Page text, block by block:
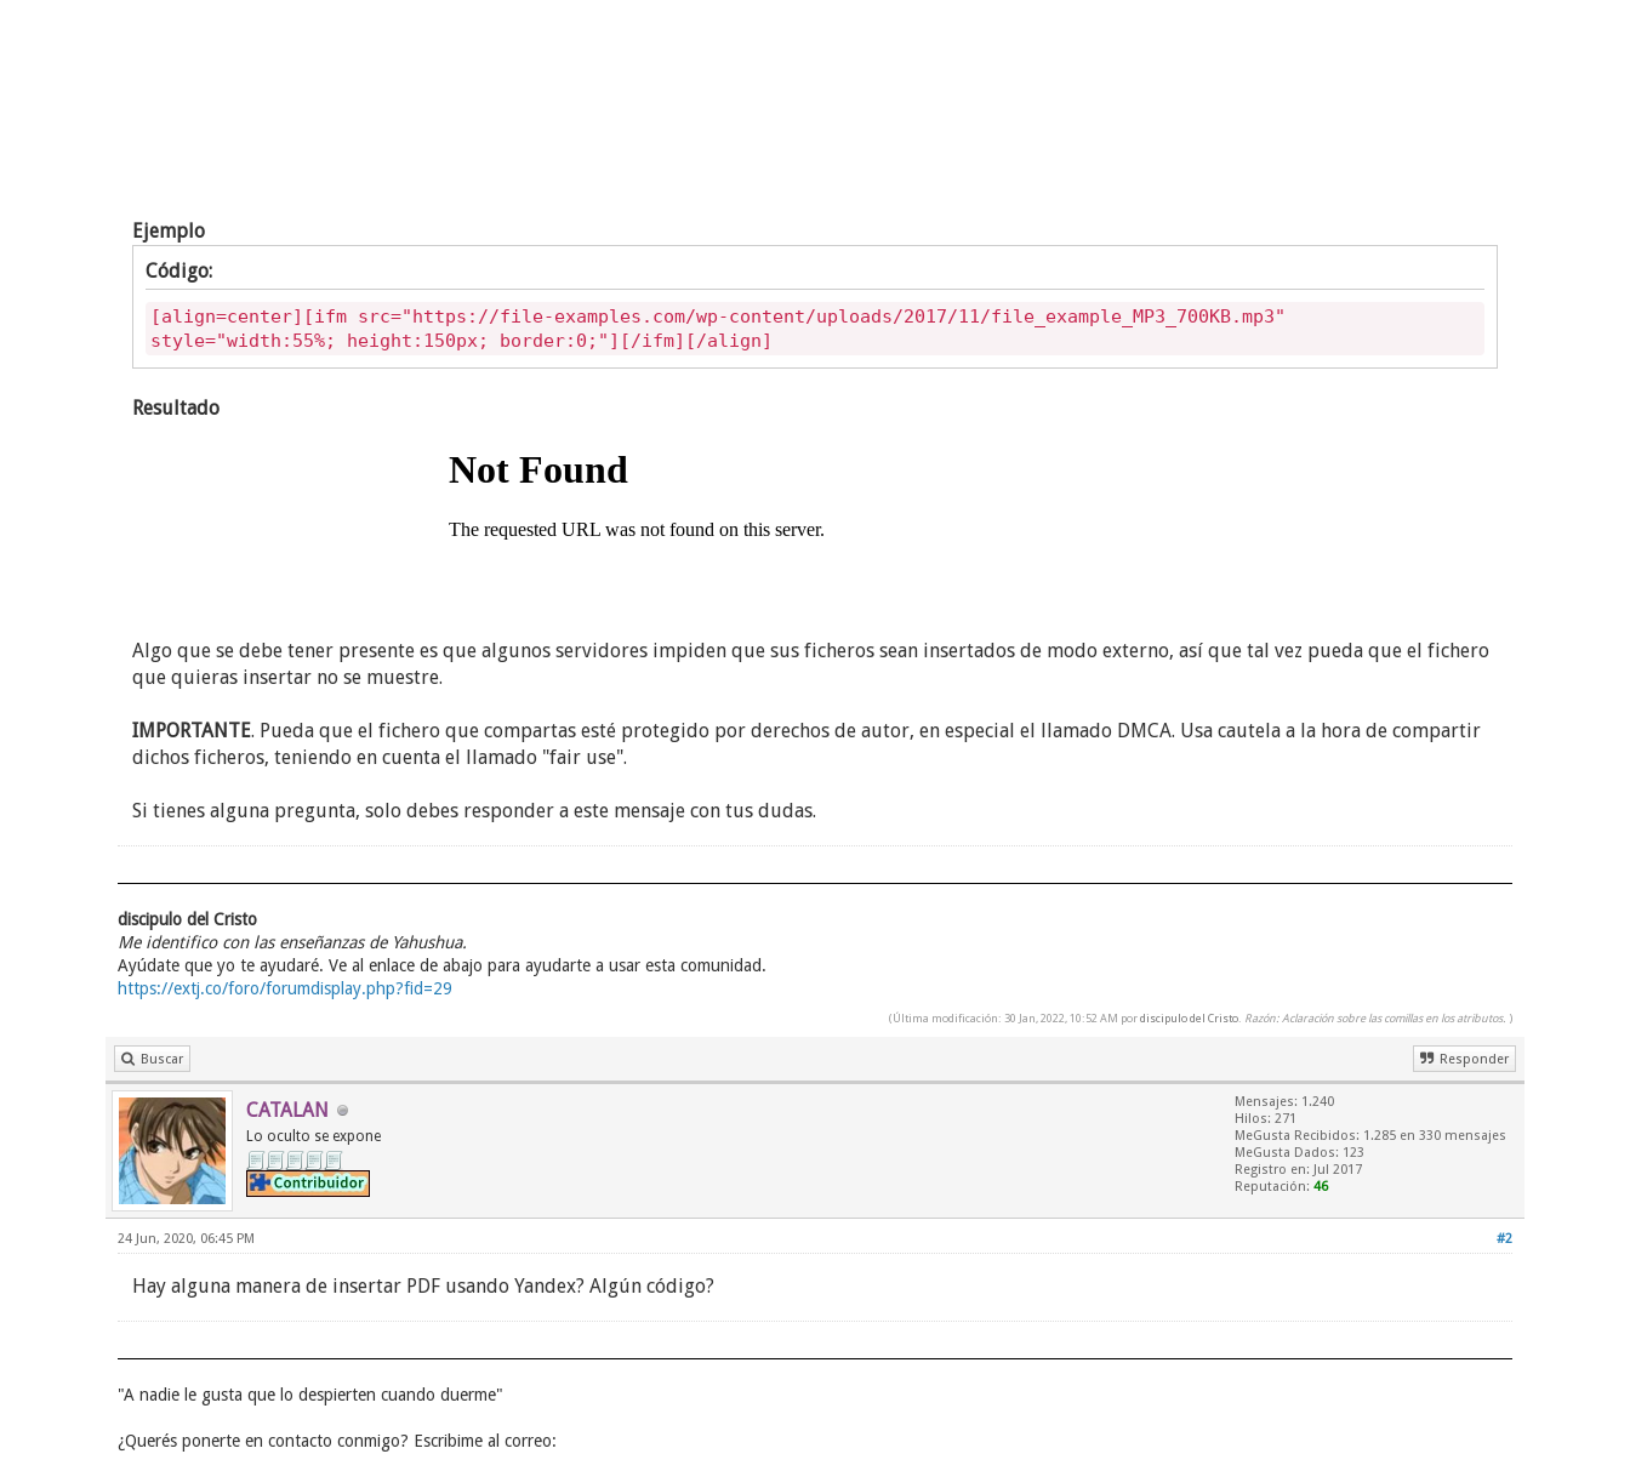
Ejemplo
Código:
[align=center][ifm src="https://file-examples.com/wp-content/uploads/2017/11/file_example_MP3_700KB.mp3"
style="width:55%; height:150px; border:0;"][/ifm][/align]
Resultado
Algo que se debe tener presente es que algunos servidores impiden que sus ficheros sean insertados de modo externo, así que tal vez pueda que el fichero
que quieras insertar no se muestre.
IMPORTANTE. Pueda que el fichero que compartas esté protegido por derechos de autor, en especial el llamado DMCA. Usa cautela a la hora de compartir
dichos ficheros, teniendo en cuenta el llamado "fair use".
Si tienes alguna pregunta, solo debes responder a este mensaje con tus dudas.
discipulo del Cristo
Me identifico con las enseñanzas de Yahushua.
Ayúdate que yo te ayudaré. Ve al enlace de abajo para ayudarte a usar esta comunidad.
https://extj.co/foro/forumdisplay.php?fid=29
(Última modificación: 30 Jan, 2022, 10:52 AM pordiscipulo del Cristo Razón: Aclaración sobre las comillas en los atributos. )
Buscar Responder
CATALAN
Lo oculto se expone
Mensajes: 1.240
Hilos: 271
MeGusta Recibidos: 1.285 en 330 mensajes
MeGusta Dados: 123
Registro en: Jul 2017
Reputación: 46
#2
24 Jun, 2020, 06:45 PM
Hay alguna manera de insertar PDF usando Yandex? Algún código?
"A nadie le gusta que lo despierten cuando duerme"
¿Querés ponerte en contacto conmigo? Escribime al correo: